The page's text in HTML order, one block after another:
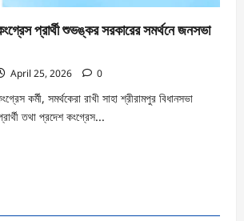
প্রার্থী শুভঙ্কর সরকারের সমর্থনে জনসভা
April 25, 2026 0
কর্মী, সমর্থকেরা রাখী সাহা শ্রীরামপুর বিধানসভা
তথা প্রদেশ কংগ্রেস...